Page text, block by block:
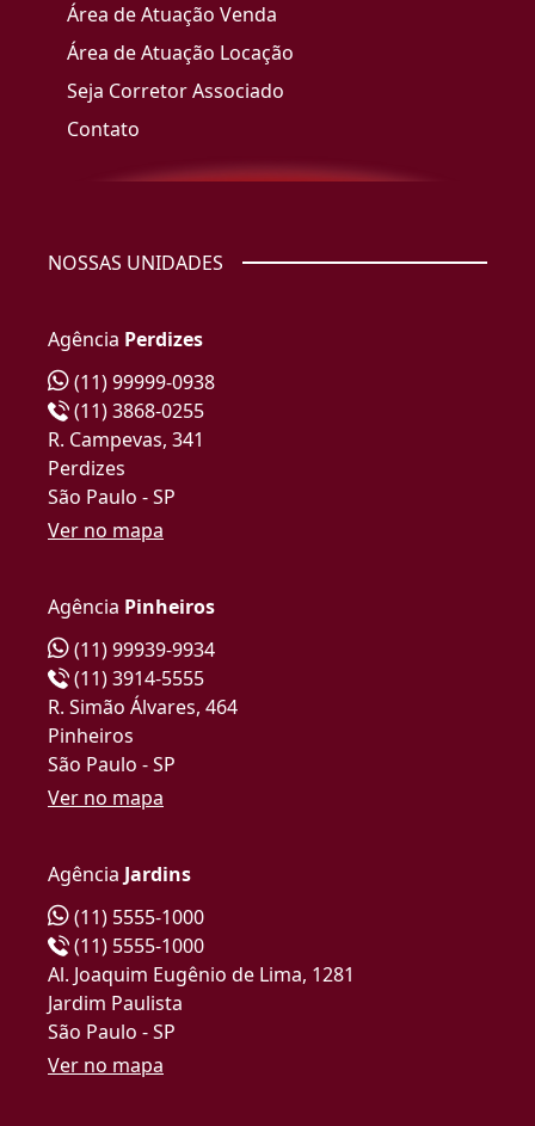
Área de Atuação Venda
Área de Atuação Locação
Seja Corretor Associado
Contato
NOSSAS UNIDADES
Agência Perdizes
(11) 99999-0938
(11) 3868-0255
R. Campevas, 341
Perdizes
São Paulo - SP
Ver no mapa
Agência Pinheiros
(11) 99939-9934
(11) 3914-5555
R. Simão Álvares, 464
Pinheiros
São Paulo - SP
Ver no mapa
Agência Jardins
(11) 5555-1000
(11) 5555-1000
Al. Joaquim Eugênio de Lima, 1281
Jardim Paulista
São Paulo - SP
Ver no mapa